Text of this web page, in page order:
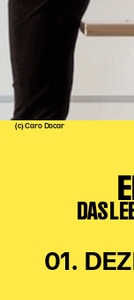
Workshops
Kinder-
Junge Kunst
Next
Dramaturgie
(c) Caro Docar
DAS
01.